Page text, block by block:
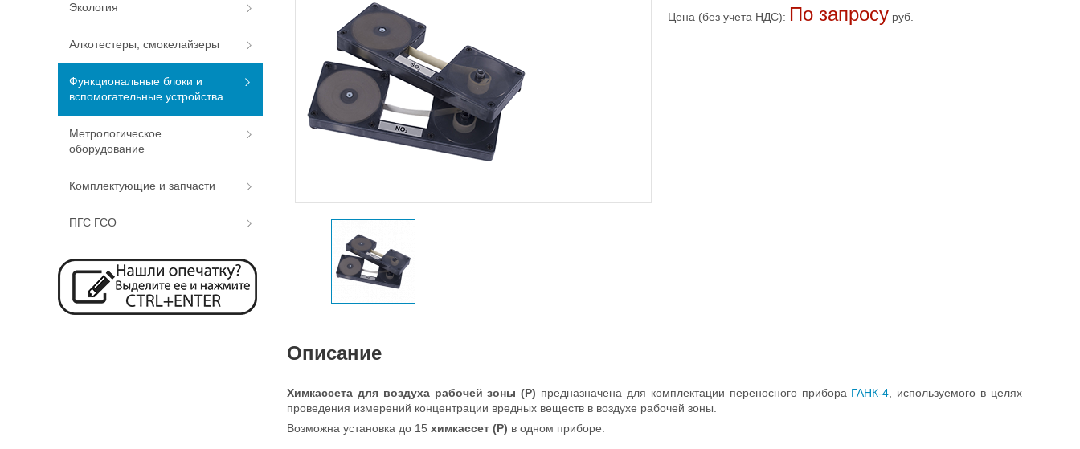
Цена (без учета НДС): По запросу руб.
Описание
Химкассета для воздуха рабочей зоны (Р) предназначена для комплектации переносного прибора ГАНК-4 , используемого в целях
проведения измерений концентрации вредных веществ в воздухе рабочей зоны.
Возможна установка до 15 химкассет (Р) в одном приборе.
Экология
Алкотестеры, смокелайзеры
Функциональные блоки и
вспомогательные устройства
Метрологическое
оборудование
Комплектующие и запчасти
ПГС ГСО